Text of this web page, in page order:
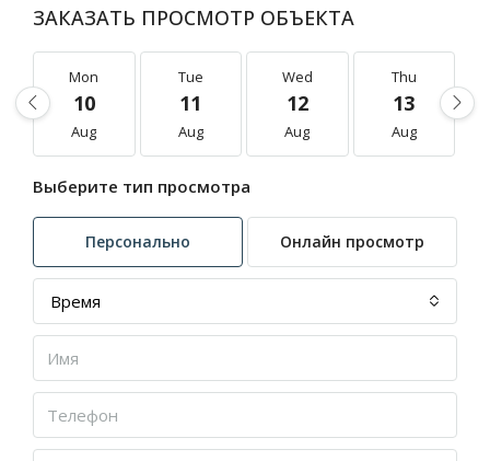
ЗАКАЗАТЬ ПРОСМОТР ОБЪЕКТА
Mon
10
Aug
Tue
11
Aug
Wed
12
Aug
Thu
13
Aug
Выберите тип просмотра
Персонально Онлайн просмотр
Время